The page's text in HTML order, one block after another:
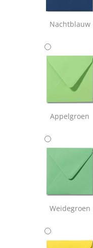
Nachtblauw
Appelgroen
Weidegroen